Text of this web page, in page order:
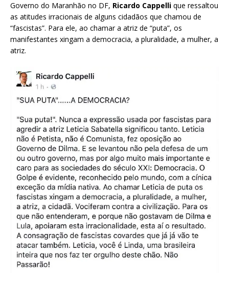
Governo do Maranhão no DF, Ricardo Cappelli que ressaltou
as atitudes irracionais de alguns cidadãos que chamou de
“fascistas”. Para ele, ao chamar a atriz de “puta”, os
manifestantes xingam a democracia, a pluralidade, a mulher, a
atriz.